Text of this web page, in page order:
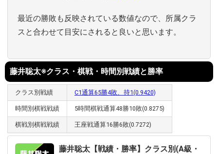
最近の勝敗も反映されている数値なので、所属クラ
スと合わせて目安にされると良いと思います。
藤井聡太※クラス・棋戦・時間別戦績と勝率
クラス別戦績 C1通算65勝4敗、持1(0.9420)
時間別棋戦戦績 5時間棋戦通算48勝10敗(0.8275)
棋戦別棋戦戦績 王座戦通算16勝6敗(0.7272)
藤井聡太【戦績・勝率】クラス別(A級・